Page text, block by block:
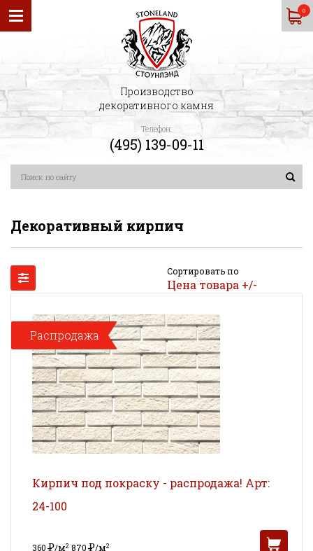
0
Производство
декоративного камня
Телефон:
(495) 139-09-11
Декоративный кирпич
Сортировать по
Цена товара +/-
Распродажа
Кирпич под покраску - распродажа! Арт:
24-100
360Р/м2 870Р/м2